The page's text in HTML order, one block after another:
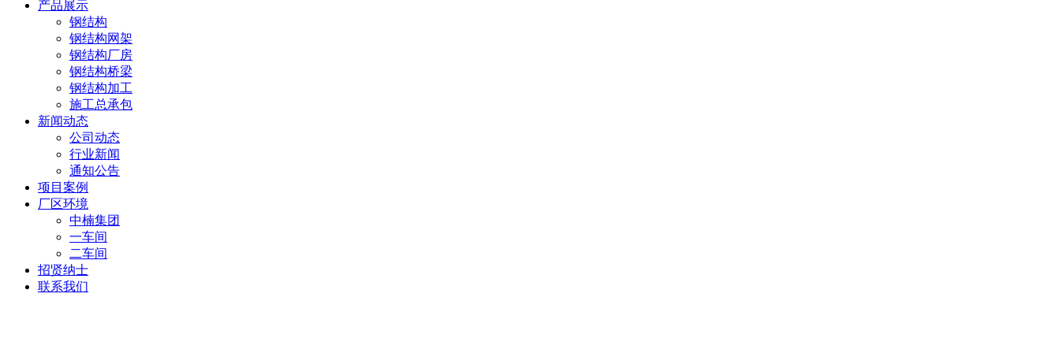
产品展示
钢结构
钢结构网架
钢结构厂房
钢结构桥梁
钢结构加工
施工总承包
新闻动态
公司动态
行业新闻
通知公告
项目案例
厂区环境
中楠集团
一车间
二车间
招贤纳士
联系我们